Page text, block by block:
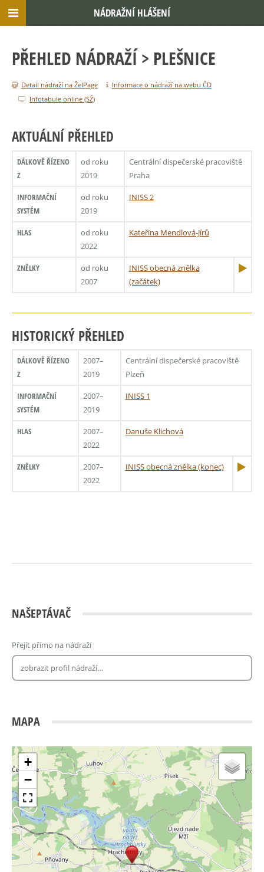
PŘEHLED NÁDRAŽÍ > PLEŠNICE
Detail nádraží na ŽelPage
Informace o nádraží na webu ČD
Infotabule online (SŽ)
AKTUÁLNÍ PŘEHLED
DÁLKOVĚ ŘÍZENO
Z
od roku
2019
Centrální dispečerské pracoviště
Praha
INFORMAČNÍ
SYSTÉM
od roku
2019
INISS 2
HLAS
od roku
2022
Kateřina Mendlová-Jírů
ZNĚLKY
od roku
2007
INISS obecná znělka
(začátek)
HISTORICKÝ PŘEHLED
DÁLKOVĚ ŘÍZENO
Z
2007–
2019
Centrální dispečerské pracoviště
Plzeň
INFORMAČNÍ
SYSTÉM
2007–
2019
INISS 1
HLAS
2007–
2022
Danuše Klichová
ZNĚLKY
2007–
2022
INISS obecná znělka (konec)
NAŠEPTÁVAČ
Přejít přímo na nádraží
MAPA
+
−
NÁDRAŽNÍ HLÁŠENÍ